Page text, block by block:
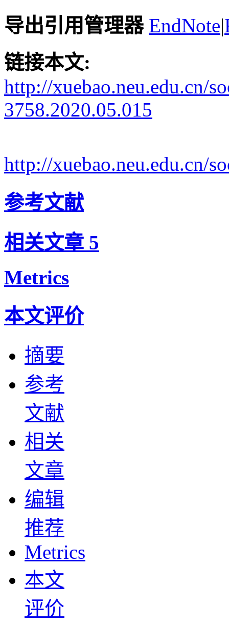
导出引用管理器 EndNote|
链接本文:
http://xuebao.neu.edu.cn/
3758.2020.05.015
http://xuebao.neu.edu.cn/
参考文献
相关文章 5
Metrics
本文评价
摘要
参考
文献
相关
文章
编辑
推荐
Metrics
本文
评价